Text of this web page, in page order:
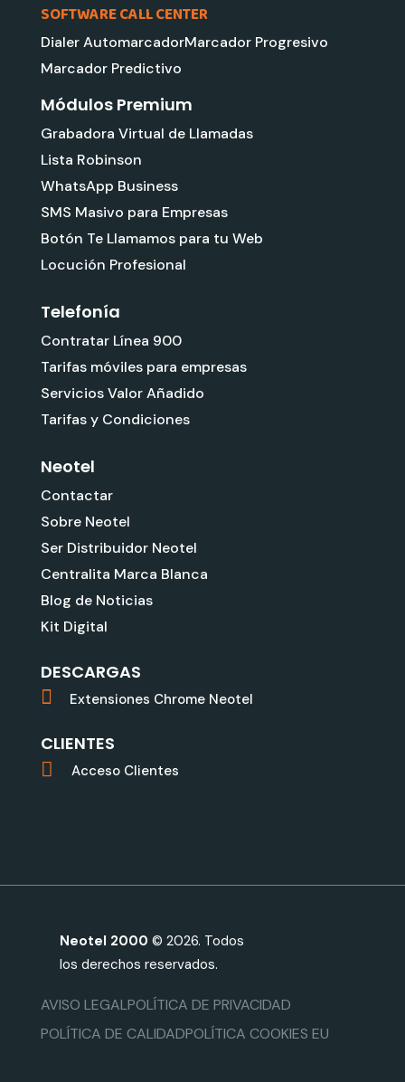
SOFTWARE CALL CENTER
Dialer AutomarcadorMarcador Progresivo
Marcador Predictivo
Módulos Premium
Grabadora Virtual de Llamadas
Lista Robinson
WhatsApp Business
SMS Masivo para Empresas
Botón Te Llamamos para tu Web
Locución Profesional
Telefonía
Contratar Línea 900
Tarifas móviles para empresas
Servicios Valor Añadido
Tarifas y Condiciones
Neotel
Contactar
Sobre Neotel
Ser Distribuidor Neotel
Centralita Marca Blanca
Blog de Noticias
Kit Digital
DESCARGAS
Extensiones Chrome Neotel
CLIENTES
Acceso Clientes
Neotel 2000 © 2026. Todos
los derechos reservados.
AVISO LEGALPOLÍTICA DE PRIVACIDAD
POLÍTICA DE CALIDADPOLÍTICA COOKIES EU